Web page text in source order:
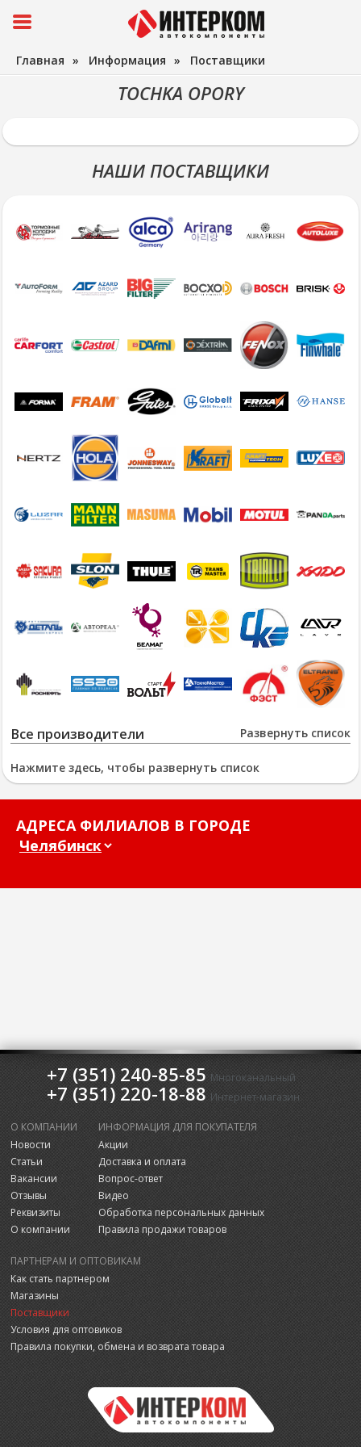
Главная » Информация » Поставщики
TOCHKA OPORY
НАШИ ПОСТАВЩИКИ
Развернуть список
Все производители
Нажмите здесь, чтобы развернуть список
АДРЕСА ФИЛИАЛОВ В ГОРОДЕ
+7 (351) 240-85-85 Многоканальный
+7 (351) 220-18-88 Интернет-магазин
О КОМПАНИИ
Новости
Статьи
Вакансии
Отзывы
Реквизиты
О компании
ИНФОРМАЦИЯ ДЛЯ ПОКУПАТЕЛЯ
Акции
Доставка и оплата
Вопрос-ответ
Видео
Обработка персональных данных
Правила продажи товаров
ПАРТНЕРАМ И ОПТОВИКАМ
Как стать партнером
Магазины
Поставщики
Условия для оптовиков
Правила покупки, обмена и возврата товара